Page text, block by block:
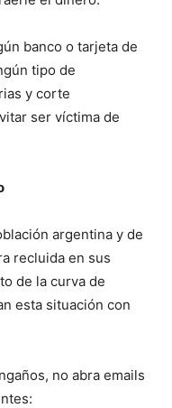
banco o tarjeta de
tipo de
y corte
ser víctima de
argentina y de
recluida en sus
de la curva de
esta situación con
no abra emails